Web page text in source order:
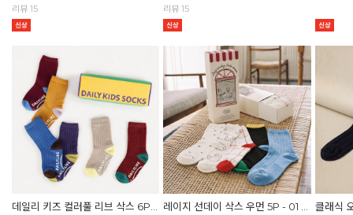
리뷰 15 리뷰 15
데일리 키즈 컬러풀 리브 삭스 6P -
레이지 선데이 삭스 우먼 5P - 01 G
클래식